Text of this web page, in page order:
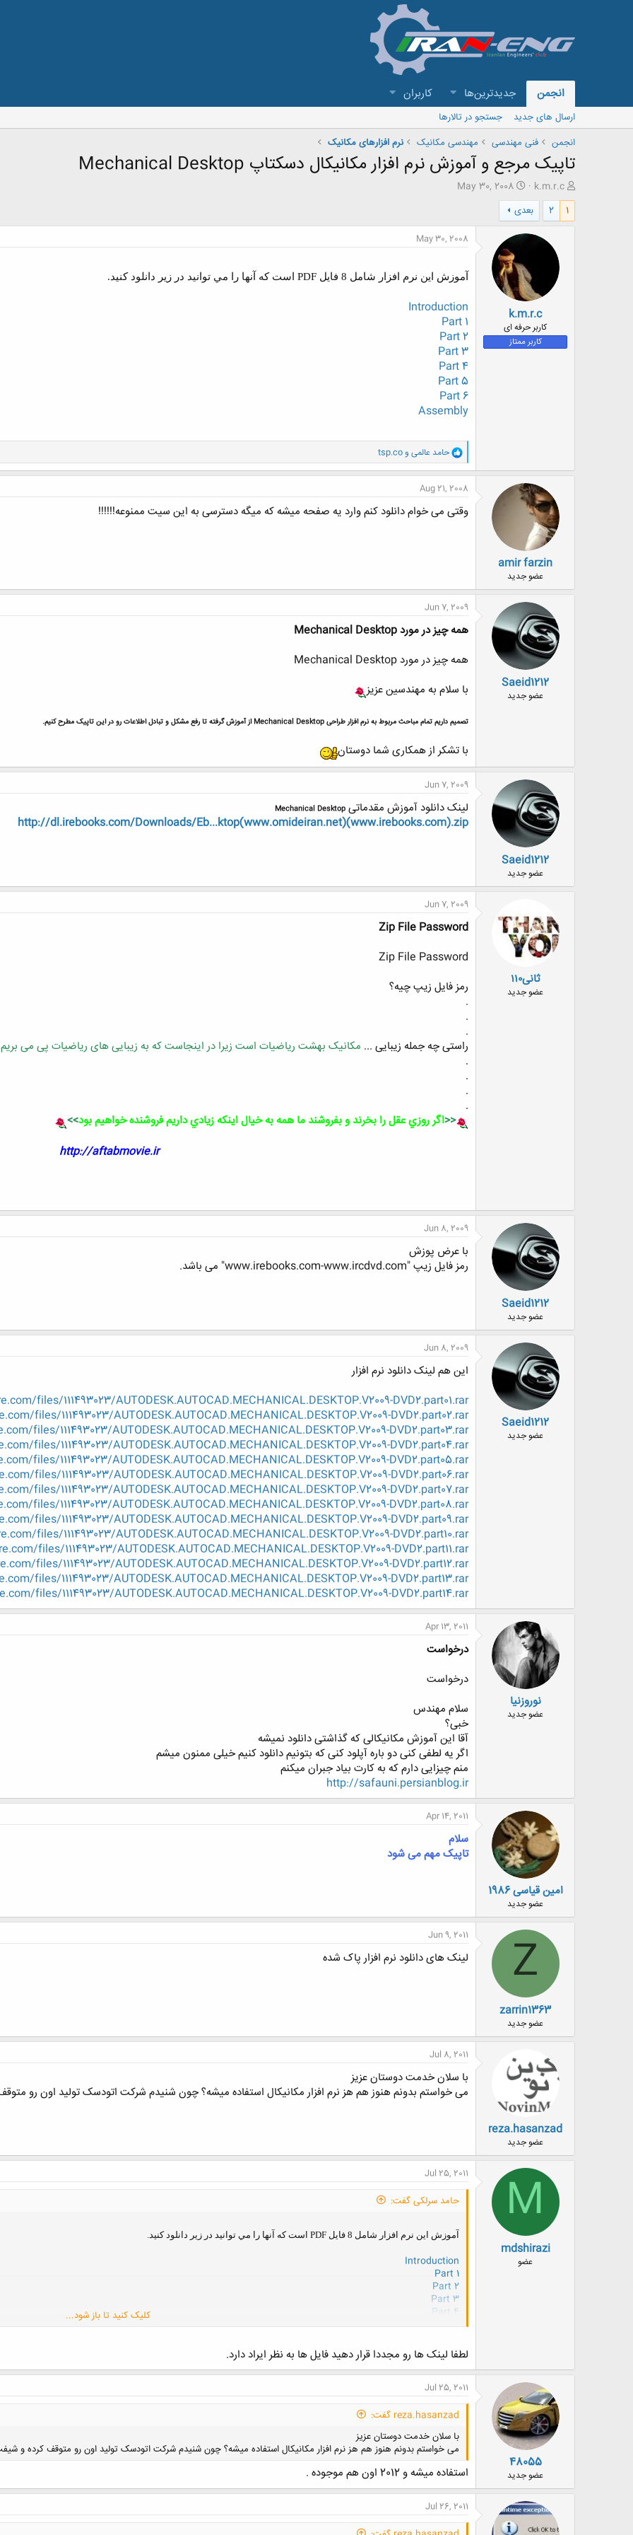
انجمن جدیدترین‌ها کاربران
ارسال های جدید
جستجو در تالارها
انجمن
فنی مهندسی مهندسی مکانیک نرم افزارهای مکانیک
تاپیک مرجع و آموزش نرم افزار مكانيكال دسكتاپ Mechanical Desktop
ش
ر
ع
و
ع
k.m.r.c
ت
ا
ی
خ
ش
ر
و
ع
May 30, 2008
1
2 بعدی
k.m.r.c
کاربر حرفه ای
کاربر ممتاز
May 30, 2008
آموزش اين نرم افزار شامل 8 فايل PDF است كه آنها را مي توانيد در زير دانلود كنيد.
Introduction
Part 1
Part 2
Part 3
Part 4
Part 5
Part 6
Assembly
و
ا
ک
ن
ش
ا
حامد عالمی و tsp.co
amir farzin
عضو جدید
Aug 21, 2008
وقتی می خوام دانلود کنم وارد یه صفحه میشه که میگه دسترسی به این سیت ممنوعه!!!!!!
Saeid1212
عضو جدید
Jun 7, 2009
همه چیز در مورد Mechanical Desktop
همه چیز در مورد Mechanical Desktop
با سلام به مهندسین عزیز
تصمیم داریم تمام مباحث مربوط به نرم افزار طراحی Mechanical Desktop از آموزش گرفته تا رفع مشکل و تبادل اطلاعات رو در این تاپیک مطرح کنیم.
با تشکر از همکاری شما دوستان
Saeid1212
عضو جدید
Jun 7, 2009
لینک دانلود آموزش مقدماتی Mechanical Desktop
http://dl.irebooks.com/Downloads/Eb...ktop(www.omideiran.net)(www.irebooks.com).zip
ثانی‌۱۱۰
عضو جدید
Jun 7, 2009
Zip File Password
Zip File Password
رمز فایل زیپ چیه؟
.
.
.
راستی چه جمله زیبایی ... مکانیک بهشت ریاضیات است زیرا در اینجاست که به زیبایی های ریاضیات پی می
.
.
.
.
<<اگر روزي عقل را بخرند و بفروشند ما همه به خيال اينکه زيادي داريم فروشنده خواهيم بود>>
http://aftabmovie.ir
Saeid1212
عضو جدید
Jun 8, 2009
با عرض پوزش
رمز فایل زیپ "www.irebooks.com-www.ircdvd.com" می باشد.
Saeid1212
عضو جدید
Jun 8, 2009
این هم لینک دانلود نرم افزار
files/111493023/AUTODESK.AUTOCAD.MECHANICAL.DESKTOP.V2009-DVD2.part01.rar
files/111493023/AUTODESK.AUTOCAD.MECHANICAL.DESKTOP.V2009-DVD2.part02.rar
files/111493023/AUTODESK.AUTOCAD.MECHANICAL.DESKTOP.V2009-DVD2.part03.rar
files/111493023/AUTODESK.AUTOCAD.MECHANICAL.DESKTOP.V2009-DVD2.part04.rar
files/111493023/AUTODESK.AUTOCAD.MECHANICAL.DESKTOP.V2009-DVD2.part05.rar
files/111493023/AUTODESK.AUTOCAD.MECHANICAL.DESKTOP.V2009-DVD2.part06.rar
files/111493023/AUTODESK.AUTOCAD.MECHANICAL.DESKTOP.V2009-DVD2.part07.rar
files/111493023/AUTODESK.AUTOCAD.MECHANICAL.DESKTOP.V2009-DVD2.part08.rar
files/111493023/AUTODESK.AUTOCAD.MECHANICAL.DESKTOP.V2009-DVD2.part09.rar
files/111493023/AUTODESK.AUTOCAD.MECHANICAL.DESKTOP.V2009-DVD2.part10.rar
files/111493023/AUTODESK.AUTOCAD.MECHANICAL.DESKTOP.V2009-DVD2.part11.rar
files/111493023/AUTODESK.AUTOCAD.MECHANICAL.DESKTOP.V2009-DVD2.part12.rar
files/111493023/AUTODESK.AUTOCAD.MECHANICAL.DESKTOP.V2009-DVD2.part13.rar
files/111493023/AUTODESK.AUTOCAD.MECHANICAL.DESKTOP.V2009-DVD2.part14.rar
نوروزنیا
عضو جدید
Apr 13, 2011
درخواست
درخواست
سلام مهندس
خبی؟
آقا این آموزش مکانیکالی که گذاشتی دانلود نمیشه
اگر یه لطفی کنی دو باره آپلود کنی که بتونیم دانلود کنیم خیلی ممنون میشم
منم چیزایی دارم که به کارت بیاد جبران میکنم
http://safauni.persianblog.ir
امین قیاسی 1986
عضو جدید
Apr 14, 2011
سلام
تاپیک مهم می شود
Z
zarrin1363
عضو جدید
Jun 9, 2011
لینک های دانلود نرم افزار پاک شده
reza.hasanzad
عضو جدید
Jul 8, 2011
با سلان خدمت دوستان عزیز
می خواستم بدونم هنوز هم هز نرم افزار مکانیکال استفاده میشه؟ چون شنیدم شرکت اتودسک تولید اون رو
M
mdshirazi
عضو
Jul 25, 2011
حامد سرلکی گفت:
آموزش اين نرم افزار شامل 8 فايل PDF است كه آنها را مي توانيد در زير دانلود كنيد.
Introduction
Part 1
Part 2
Part 3
Part 4
Assembly
کلیک کنید تا باز شود...
لطفا لینک ها رو مجددا قرار دهید فایل ها به نظر ایراد دارد.
48055
عضو جدید
Jul 25, 2011
reza.hasanzad گفت:
با سلان خدمت دوستان عزیز
می خواستم بدونم هنوز هم هز نرم افزار مکانیکال استفاده میشه؟ چون شنیدم شرکت اتودسک تولید اون رو متوقف کرده و
استفاده ميشه و 2012 اون هم موجوده .
Jul 26, 2011